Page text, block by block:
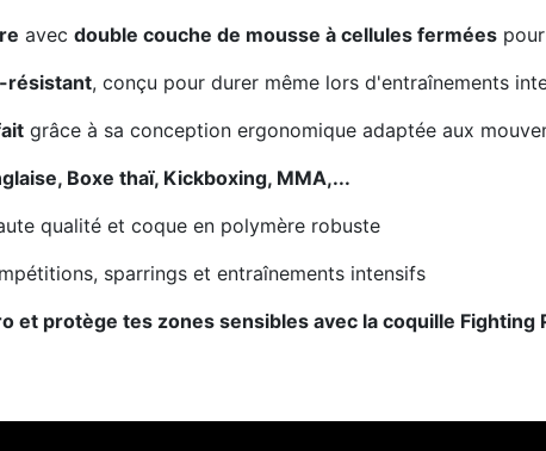
avec double couche de mousse à cellules fermées
résistant, conçu pour durer même lors d'entraînements
grâce à sa conception ergonomique adaptée aux
Boxe thaï, Kickboxing, MMA,...
qualité et coque en polymère robuste
sparrings et entraînements intensifs
et protège tes zones sensibles avec la coquille Fighting